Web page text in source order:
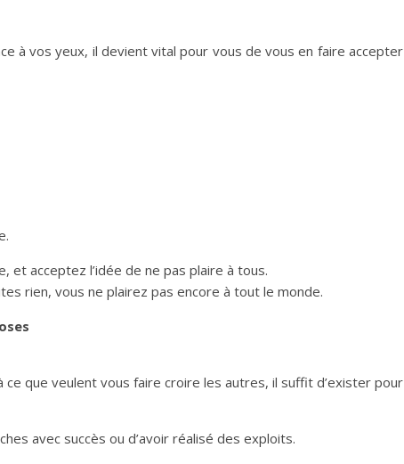
à vos yeux, il devient vital pour vous de vous en faire accepter
et acceptez l’idée de ne pas plaire à tous.
rien, vous ne plairez pas encore à tout le monde.
que veulent vous faire croire les autres, il suffit d’exister pour
avec succès ou d’avoir réalisé des exploits.